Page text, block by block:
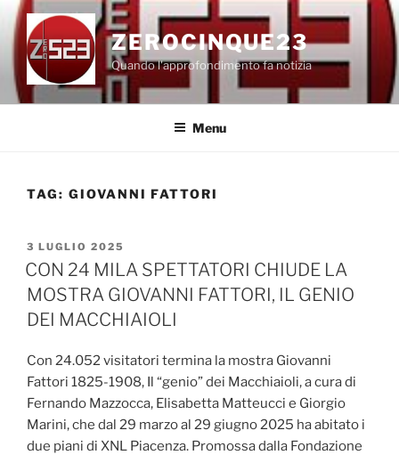
Salta
contenuto
ZEROCINQUE23
Quando l'approfondimento fa notizia
Menu
TAG: GIOVANNI FATTORI
PUBBLICATO
IL
3 LUGLIO 2025
CON 24 MILA SPETTATORI CHIUDE LA
MOSTRA GIOVANNI FATTORI, IL GENIO
DEI MACCHIAIOLI
Con 24.052 visitatori termina la mostra Giovanni
Fattori 1825-1908, Il “genio” dei Macchiaioli, a cura di
Fernando Mazzocca, Elisabetta Matteucci e Giorgio
Marini, che dal 29 marzo al 29 giugno 2025 ha abitato i
due piani di XNL Piacenza. Promossa dalla Fondazione